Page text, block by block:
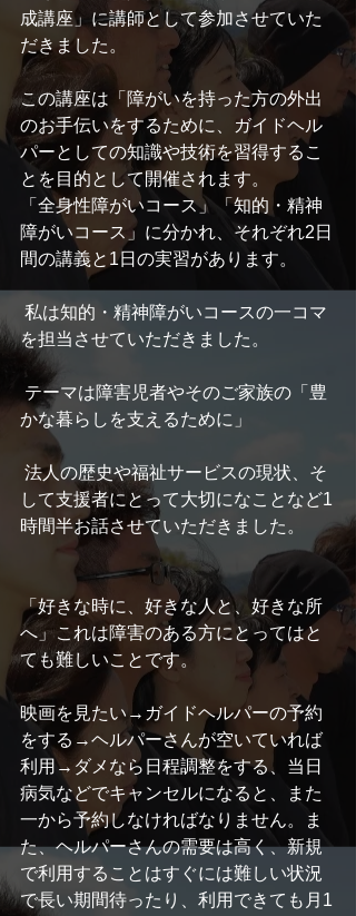
成講座」に講師として参加させていた
だきました。
この講座は「障がいを持った方の外出
のお手伝いをするために、ガイドヘル
パーとしての知識や技術を習得するこ
とを目的として開催されます。
「全身性障がいコース」「知的・精神
障がいコース」に分かれ、それぞれ2日
間の講義と1日の実習があります。
を担当させていただきました。
かな暮らしを支えるために」
して支援者にとって大切になことなど1
時間半お話させていただきました。
「好きな時に、好きな人と、好きな所
へ」これは障害のある方にとってはと
ても難しいことです。
映画を見たい→ガイドヘルパーの予約
をする→ヘルパーさんが空いていれば
利用→ダメなら日程調整をする、当日
病気などでキャンセルになると、また
一から予約しなければなりません。ま
た、ヘルパーさんの需要は高く、新規
で利用することはすぐには難しい状況
で長い期間待ったり、利用できても月1